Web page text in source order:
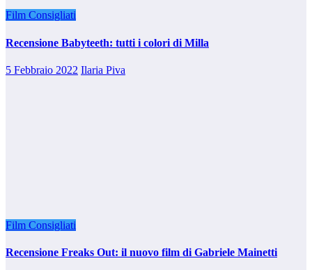
Film Consigliati
Recensione Babyteeth: tutti i colori di Milla
5 Febbraio 2022 Ilaria Piva
Film Consigliati
Recensione Freaks Out: il nuovo film di Gabriele Mainetti